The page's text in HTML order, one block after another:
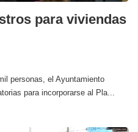
para viviendas
personas, el Ayuntamiento
para incorporarse al Pla...